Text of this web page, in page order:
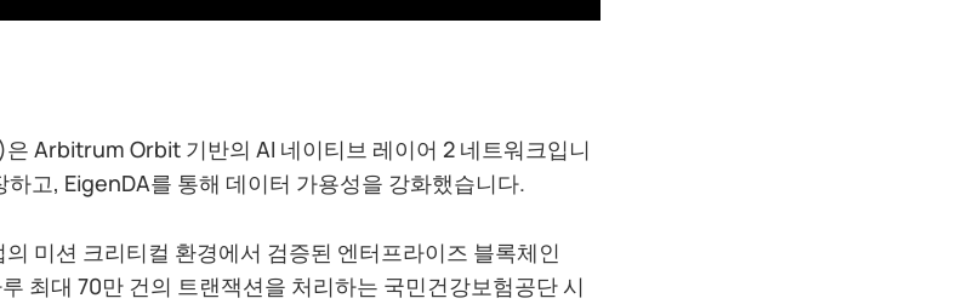
Arbitrum Orbit 기반의 AI 네이티브 레이어 2 네트워크입니
고, EigenDA를 통해 데이터 가용성을 강화했습니다.
미션 크리티컬 환경에서 검증된 엔터프라이즈 블록체인
최대 70만 건의 트랜잭션을 처리하는 국민건강보험공단 시